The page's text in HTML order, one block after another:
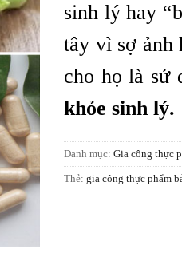
sinh lý hay
tây vì sợ ảnh
cho họ là sử
khỏe sinh lý.
Danh mục:Gia công thực
Thẻ:gia công thực phẩm